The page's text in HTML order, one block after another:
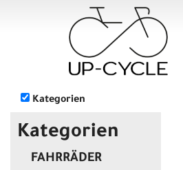
Kategorien
Kategorien
FAHRRÄDER